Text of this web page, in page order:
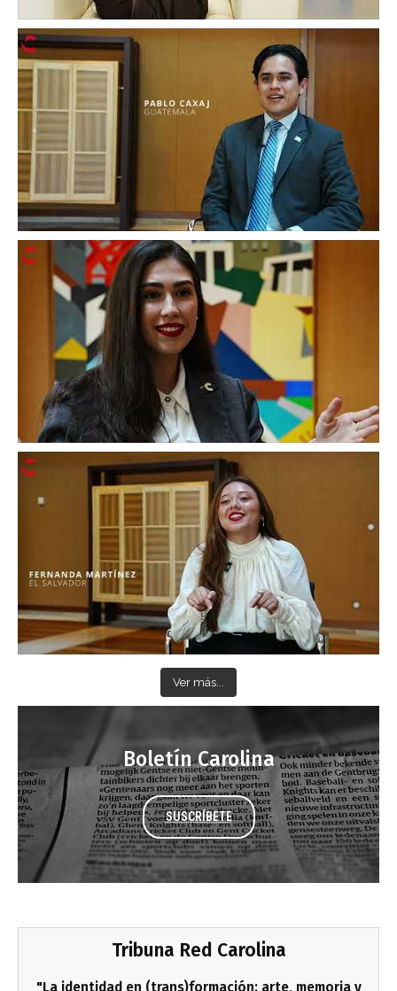
Ver más...
Boletín Carolina
SUSCRÍBETE
Tribuna Red Carolina
"La identidad en (trans)formación: arte, memoria y